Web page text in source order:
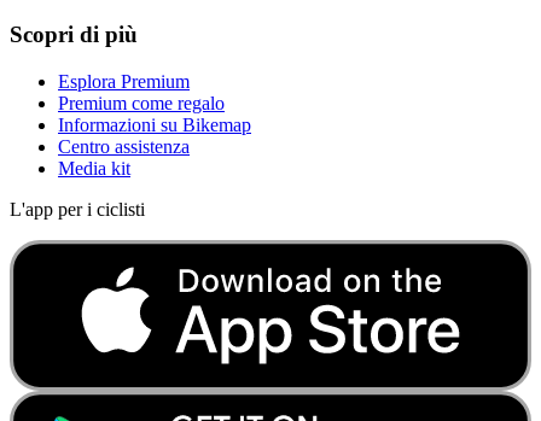
Scopri di più
Esplora Premium
Premium come regalo
Informazioni su Bikemap
Centro assistenza
Media kit
L'app per i ciclisti